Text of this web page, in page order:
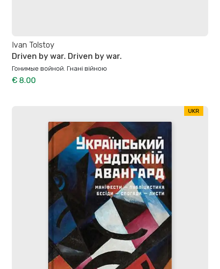
Ivan Tolstoy
Driven by war. Driven by war.
Гонимые войной. Гнані війною
€ 8.00
UKR